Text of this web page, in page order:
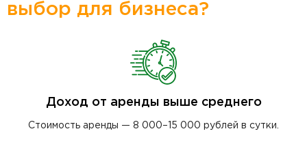
выбор для бизнеса?
Доход от аренды выше среднего
Стоимость аренды — 8 000–15 000 рублей в сутки.